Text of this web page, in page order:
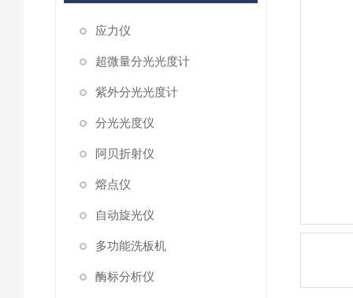
应力仪
超微量分光光度计
紫外分光光度计
分光光度仪
阿贝折射仪
熔点仪
自动旋光仪
多功能洗板机
酶标分析仪